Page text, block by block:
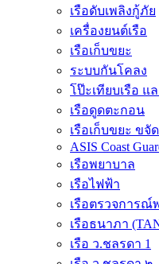
เรือดับเพลิงกู้ภัย
เครื่องยนต์เรือ
เรือเก็บขยะ
ระบบกันโคลง
โป๊ะเทียบเรือ แ
เรือดูดตะกอน
เรือเก็บขยะ ข
ASIS Coast
เรือพยาบาล
เรือไฟฟ้า
เรือตรวจการณ์
เรือธนาภา
เรือ ว.ชลรดา 1